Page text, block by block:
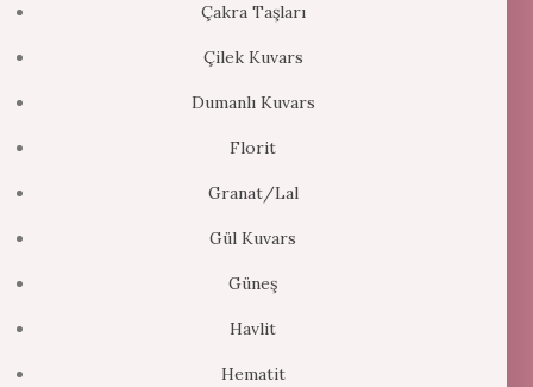
Çakra Taşları
Çilek Kuvars
Dumanlı Kuvars
Florit
Granat/Lal
Gül Kuvars
Güneş
Havlit
Hematit